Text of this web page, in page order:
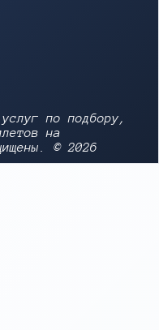
по подбору,
на
© 2026